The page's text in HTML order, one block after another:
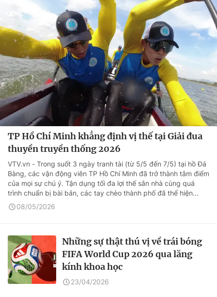
TP Hồ Chí Minh khẳng định vị thế tại Giải đua
thuyền truyền thống 2026
VTV.vn - Trong suốt 3 ngày tranh tài (từ 5/5 đến 7/5) tại hồ Đá
Bàng, các vận động viên TP Hồ Chí Minh đã trở thành tâm điểm
của mọi sự chú ý. Tận dụng tối đa lợi thế sân nhà cùng quá
trình chuẩn bị bài bản, các tay chèo thành phố đã thể hiện...
08/05/2026
Những sự thật thú vị về trái bóng
FIFA World Cup 2026 qua lăng
kính khoa học
23/04/2026